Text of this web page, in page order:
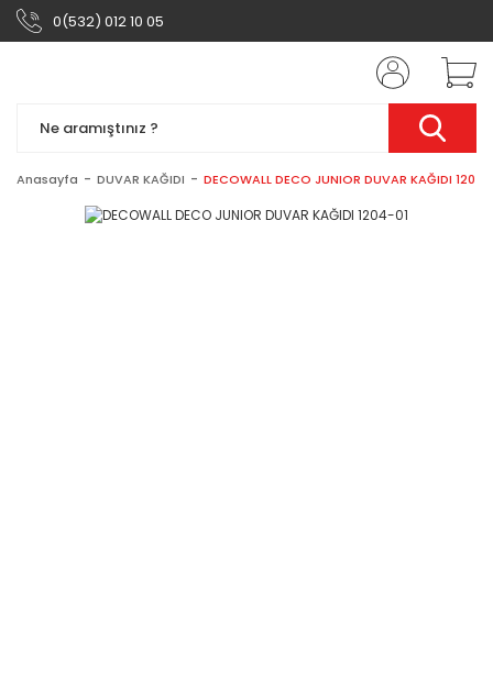
0(532) 012 10 05
Anasayfa DUVAR KAĞIDI DECOWALL DECO JUNIOR DUVAR KAĞIDI 1204-